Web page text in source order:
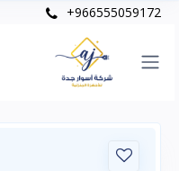
+966555059172